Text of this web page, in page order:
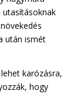
után ismét
karózásra,
hogy